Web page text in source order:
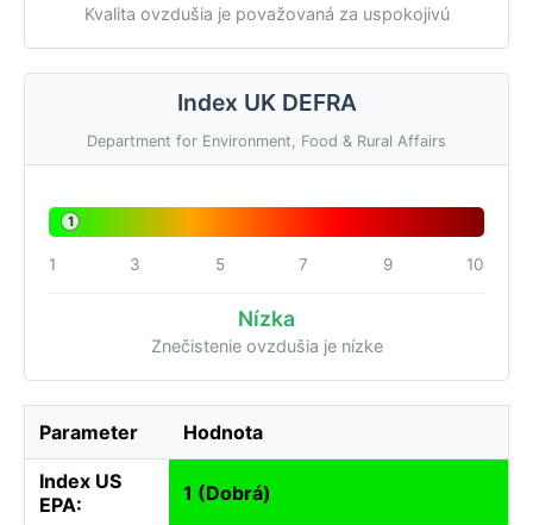
Kvalita ovzdušia je považovaná za uspokojivú
Index UK DEFRA
Department for Environment, Food & Rural Affairs
1
1 3 5 7 9 10
Nízka
Znečistenie ovzdušia je nízke
Parameter Hodnota
Index US
EPA:
1 (Dobrá)